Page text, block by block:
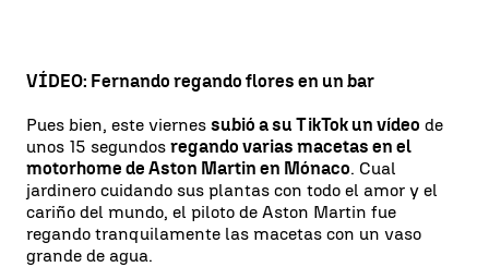
VÍDEO: Fernando regando flores en un bar
Pues bien, este viernes subió a su TikTok un vídeo de
unos 15 segundos regando varias macetas en el
motorhome de Aston Martin en Mónaco. Cual
jardinero cuidando sus plantas con todo el amor y el
cariño del mundo, el piloto de Aston Martin fue
regando tranquilamente las macetas con un vaso
grande de agua.